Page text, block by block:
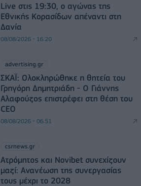
Live στις 19:30, ο αγώνας της
Εθνικής Κορασίδων απέναντι στη
Δανία
08/08/2026 - 16:20
advertising.gr
ΣΚΑΪ: Ολοκληρώθηκε η θητεία του
Γρηγόρη Δημητριάδη - Ο Γιάννης
Αλαφούζος επιστρέφει στη θέση του
CEO
08/08/2026 - 06:51
csrnews.gr
Ατρόμητος και Novibet συνεχίζουν
μαζί: Ανανέωση της συνεργασίας
τους μέχρι το 2028